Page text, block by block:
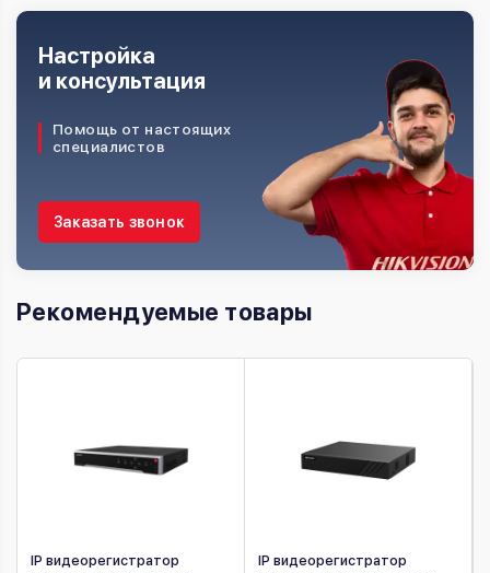
Помощь от настоящих
специалистов
Настройка
и консультация
Заказать звонок
Рекомендуемые товары
IP видеорегистратор
IP видеорегистратор